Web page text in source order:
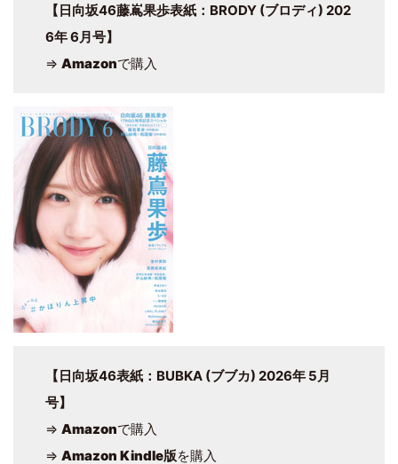
【日向坂46藤嶌果歩表紙：BRODY (ブロディ) 202
6年 6月号】
⇒ Amazonで購入
【日向坂46表紙：BUBKA (ブブカ) 2026年 5月
号】
⇒ Amazonで購入
⇒ Amazon Kindle版を購入